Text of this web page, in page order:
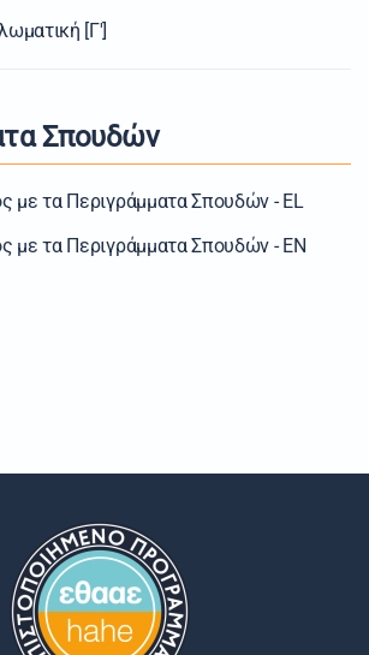
[Γ']
Σπουδών
με τα Περιγράμματα Σπουδών - ΕL
με τα Περιγράμματα Σπουδών - ΕN